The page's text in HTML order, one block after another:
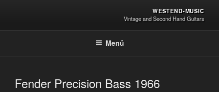
springen
WESTEND-MUSIC
Vintage and Second Hand Guitars
Menü
Fender Precision Bass 1966